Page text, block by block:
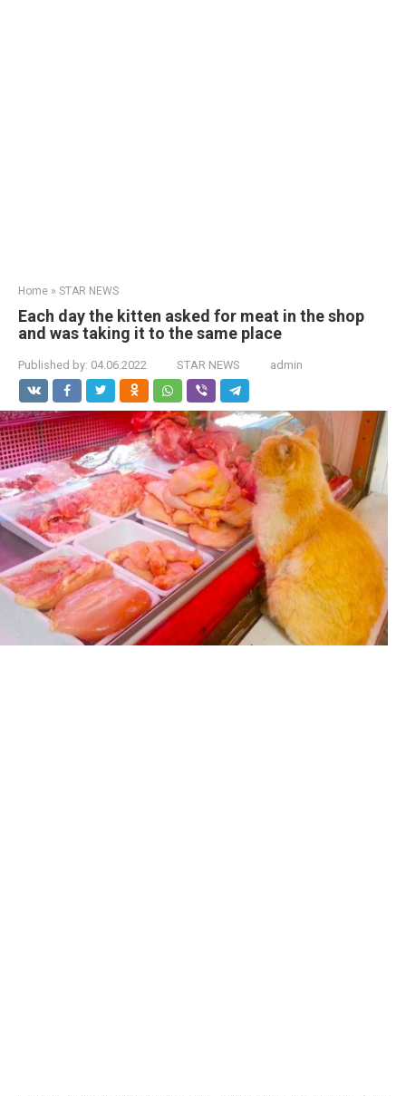
Home » STAR NEWS
Each day the kitten asked for meat in the shop
and was taking it to the same place
Published by: 04.06.2022 STAR NEWS admin